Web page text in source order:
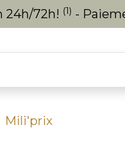
24h/72h! (1) -
Mili'prix